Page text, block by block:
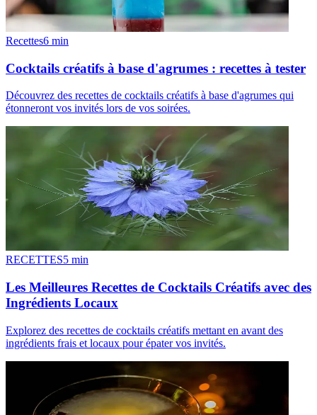
Recettes6 min
Cocktails créatifs à base d'agrumes : recettes à tester
Découvrez des recettes de cocktails créatifs à base d'agrumes qui
étonneront vos invités lors de vos soirées.
RECETTES5 min
Les Meilleures Recettes de Cocktails Créatifs avec des
Ingrédients Locaux
Explorez des recettes de cocktails créatifs mettant en avant des
ingrédients frais et locaux pour épater vos invités.